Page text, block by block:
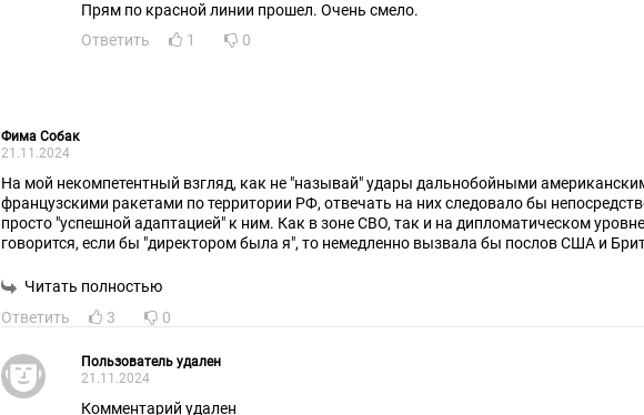
Прям по красной линии прошел. Очень смело.
Ответить
1 0
Фима Собак
21.11.2024
На мой некомпетентный взгляд, как не "называй" удары дальнобойными
французскими ракетами по территории РФ, отвечать на них следовало бы
просто "успешной адаптацией" к ним. Как в зоне СВО, так и на дипломатическом
говорится, если бы "директором была я", то немедленно вызвала бы послов США и
Но складывается впечатление, что идёт какое-то "ожидание перемен", в связи с
Трамп, что Байден - возможно, они разные "шеф-повара", но работают - на одной
поражение России.
Читать полностью
Ответить
3 0
Пользователь удален
21.11.2024
Комментарий удален